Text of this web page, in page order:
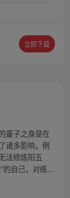
与冯宝宝一
立即下载
童子之身是在
诸多影响，例
法修炼阳五
的自己，对练...